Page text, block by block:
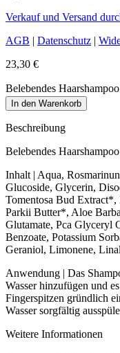
Verkauf und Versand
AGB | Datenschutz |
23,30 €
Belebendes
In den Warenkorb
Beschreibung
Belebendes Haarshampoo
Inhalt | Aqua,
Glucoside, Glycerin,
Tomentosa Bud
Parkii Butter*, Aloe
Glutamate, Pca Glyceryl
Benzoate, Potassium
Geraniol, Limonene,
Anwendung | Das
Wasser hinzufügen und
Fingerspitzen gründlich
Wasser sorgfältig
Weitere Informationen